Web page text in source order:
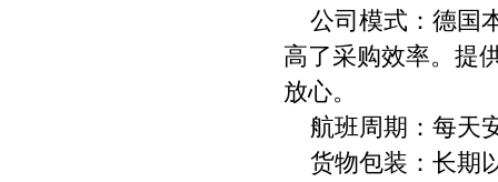
公司模式：德国
高了采购效率。提
放心。
航班周期：每天
货物包装：长期